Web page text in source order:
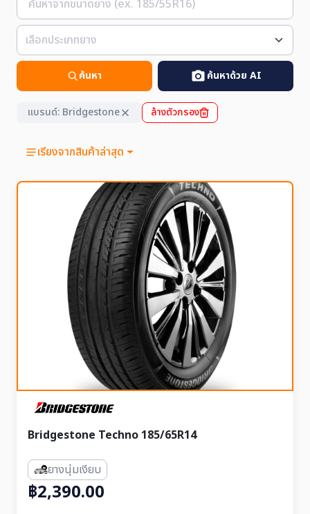
ค้นหา ค้นหาด้วย AI
แบรนด์: Bridgestone ล้างตัวกรอง
เรียงจากสินค้าล่าสุด
Bridgestone Techno 185/65R14
ยางนุ่มเงียบ
฿2,390.00